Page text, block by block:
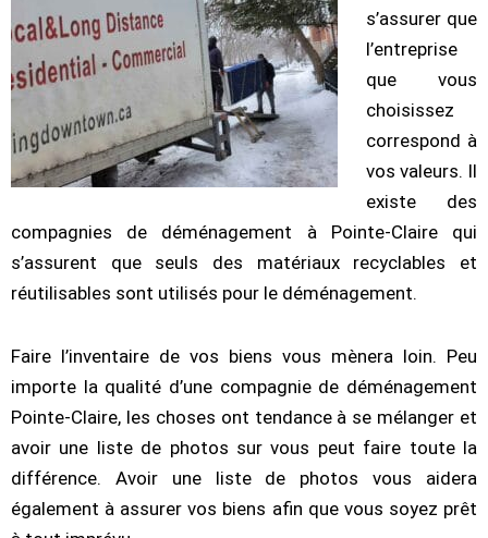
s’assurer que
l’entreprise
que vous
choisissez
correspond à
vos valeurs. Il
existe des
compagnies de déménagement à Pointe-Claire qui
s’assurent que seuls des matériaux recyclables et
réutilisables sont utilisés pour le déménagement.
Faire l’inventaire de vos biens vous mènera loin. Peu
importe la qualité d’une compagnie de déménagement
Pointe-Claire, les choses ont tendance à se mélanger et
avoir une liste de photos sur vous peut faire toute la
différence. Avoir une liste de photos vous aidera
également à assurer vos biens afin que vous soyez prêt